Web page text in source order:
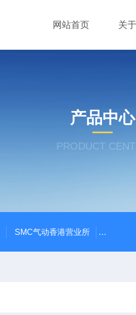
网站首页 关
产品中心
PRODUCT
SMC气动香港营业所